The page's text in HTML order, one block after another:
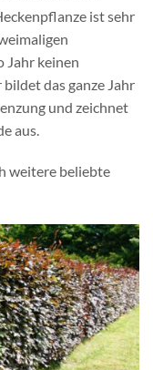
ist sehr
Jahr keinen
das ganze Jahr
und zeichnet
aus.
weitere beliebte